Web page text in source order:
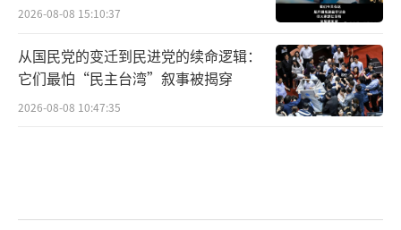
2026-08-08 15:10:37
从国民党的变迁到民进党的续命逻辑：
它们最怕“民主台湾”叙事被揭穿
2026-08-08 10:47:35